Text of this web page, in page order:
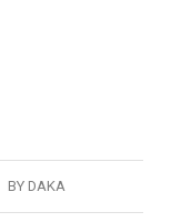
BY DAKA